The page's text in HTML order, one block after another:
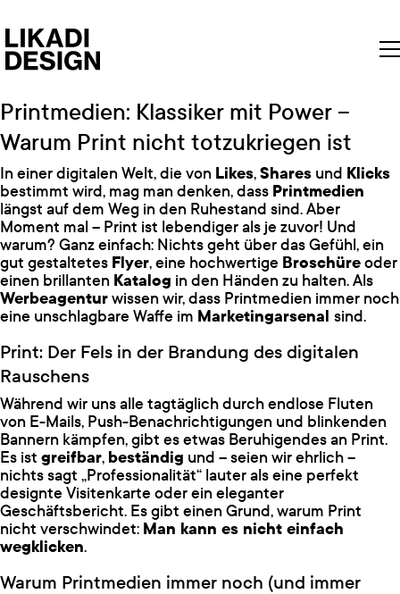
Printmedien: Klassiker mit Power –
Warum Print nicht totzukriegen ist
In einer digitalen Welt, die von Likes,Shares und Klicks
bestimmt wird, mag man denken, dass Printmedien
längst auf dem Weg in den Ruhestand sind. Aber
Moment mal – Print ist lebendiger als je zuvor! Und
warum? Ganz einfach: Nichts geht über das Gefühl, ein
gut gestaltetes Flyer, eine hochwertige Broschüreoder
einen brillanten Katalog in den Händen zu halten. Als
Werbeagenturwissen wir, dass Printmedien immer noch
eine unschlagbare Waffe im Marketingarsenal sind.
Print: Der Fels in der Brandung des digitalen
Rauschens
Während wir uns alle tagtäglich durch endlose Fluten
von E-Mails, Push-Benachrichtigungen und blinkenden
Bannern kämpfen, gibt es etwas Beruhigendes an Print.
Es ist greifbar, beständig und – seien wir ehrlich –
nichts sagt „Professionalität“ lauter als eine perfekt
designte Visitenkarte oder ein eleganter
Geschäftsbericht. Es gibt einen Grund, warum Print
nicht verschwindet: Man kann es nicht einfach
wegklicken.
Warum Printmedien immer noch (und immer